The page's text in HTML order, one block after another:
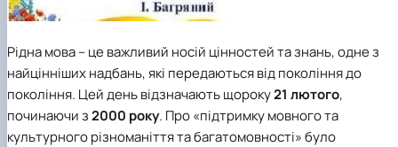
Рідна мова – це важливий носій цінностей та знань, одне з
найцінніших надбань, які передаються від покоління до
покоління. Цей день відзначають щороку21 лютого,
починаючи з2000 року. Про «підтримку мовного та
культурного різноманіття та багатомовності» було